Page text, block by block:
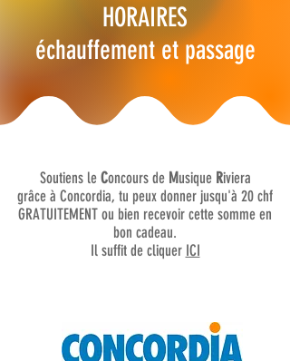
HORAIRES
échauffement et passage
Soutiens le Concours de Musique Riviera
grâce à Concordia, tu peux donner jusqu'à 20 chf
GRATUITEMENT ou bien recevoir cette somme en
bon cadeau.
Il suffit de cliquer ICI